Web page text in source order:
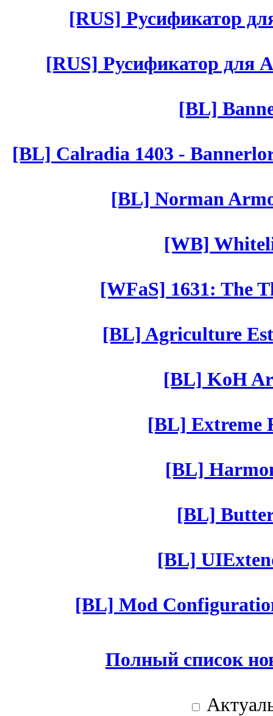
[RUS] Русификатор
[RUS] Русификатор для
[BL]
[BL] Calradia 1403 -
[BL] Norman
[WB]
[WFaS] 1631: The
[BL] Agriculture
[BL] KoH
[BL] Extreme
[BL]
[BL]
[BL]
[BL] Mod
Полный список